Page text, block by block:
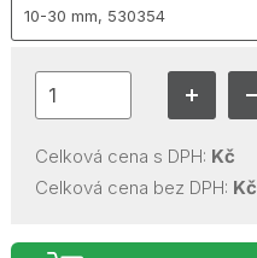
Celková cena s DPH: Kč
Celková cena bez DPH: Kč